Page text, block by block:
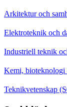
Arkitektur och
Elektroteknik och
Industriell teknik
Kemi, bioteknologi
Teknikvetenskap